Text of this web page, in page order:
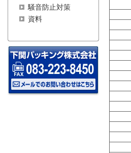
騒音防止対策
資料